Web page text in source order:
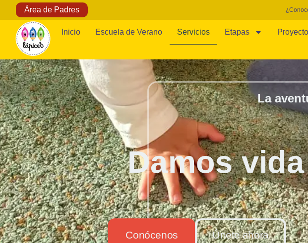
Área de Padres
Inicio Escuela de Verano Servicios Etapas
La
Damos
Bienvenidos a Lapices Escuelas
aprender. Nuestro enfoque integral
ambiente divertido y seguro. Descubre
Conócenos Únete ahora